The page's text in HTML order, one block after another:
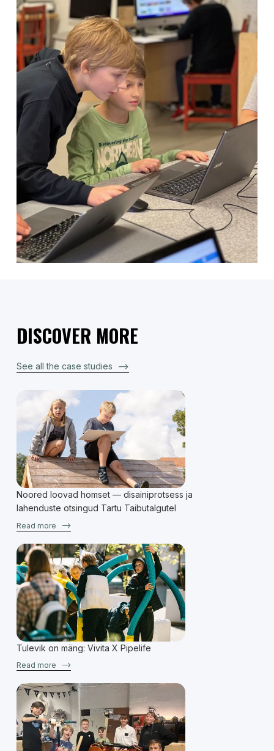
DISCOVER MORE
See all the case studies –>
Noored loovad homset — disainiprotsess ja
lahenduste otsingud Tartu Taibutalgutel
Read more –>
Tulevik on mäng: Vivita X Pipelife
Read more –>